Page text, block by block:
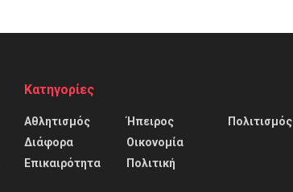
Κατηγορίες
Αθλητισμός
Διάφορα
Επικαιρότητα
Ήπειρος
Οικονομία
Πολιτική
Πολιτισμός